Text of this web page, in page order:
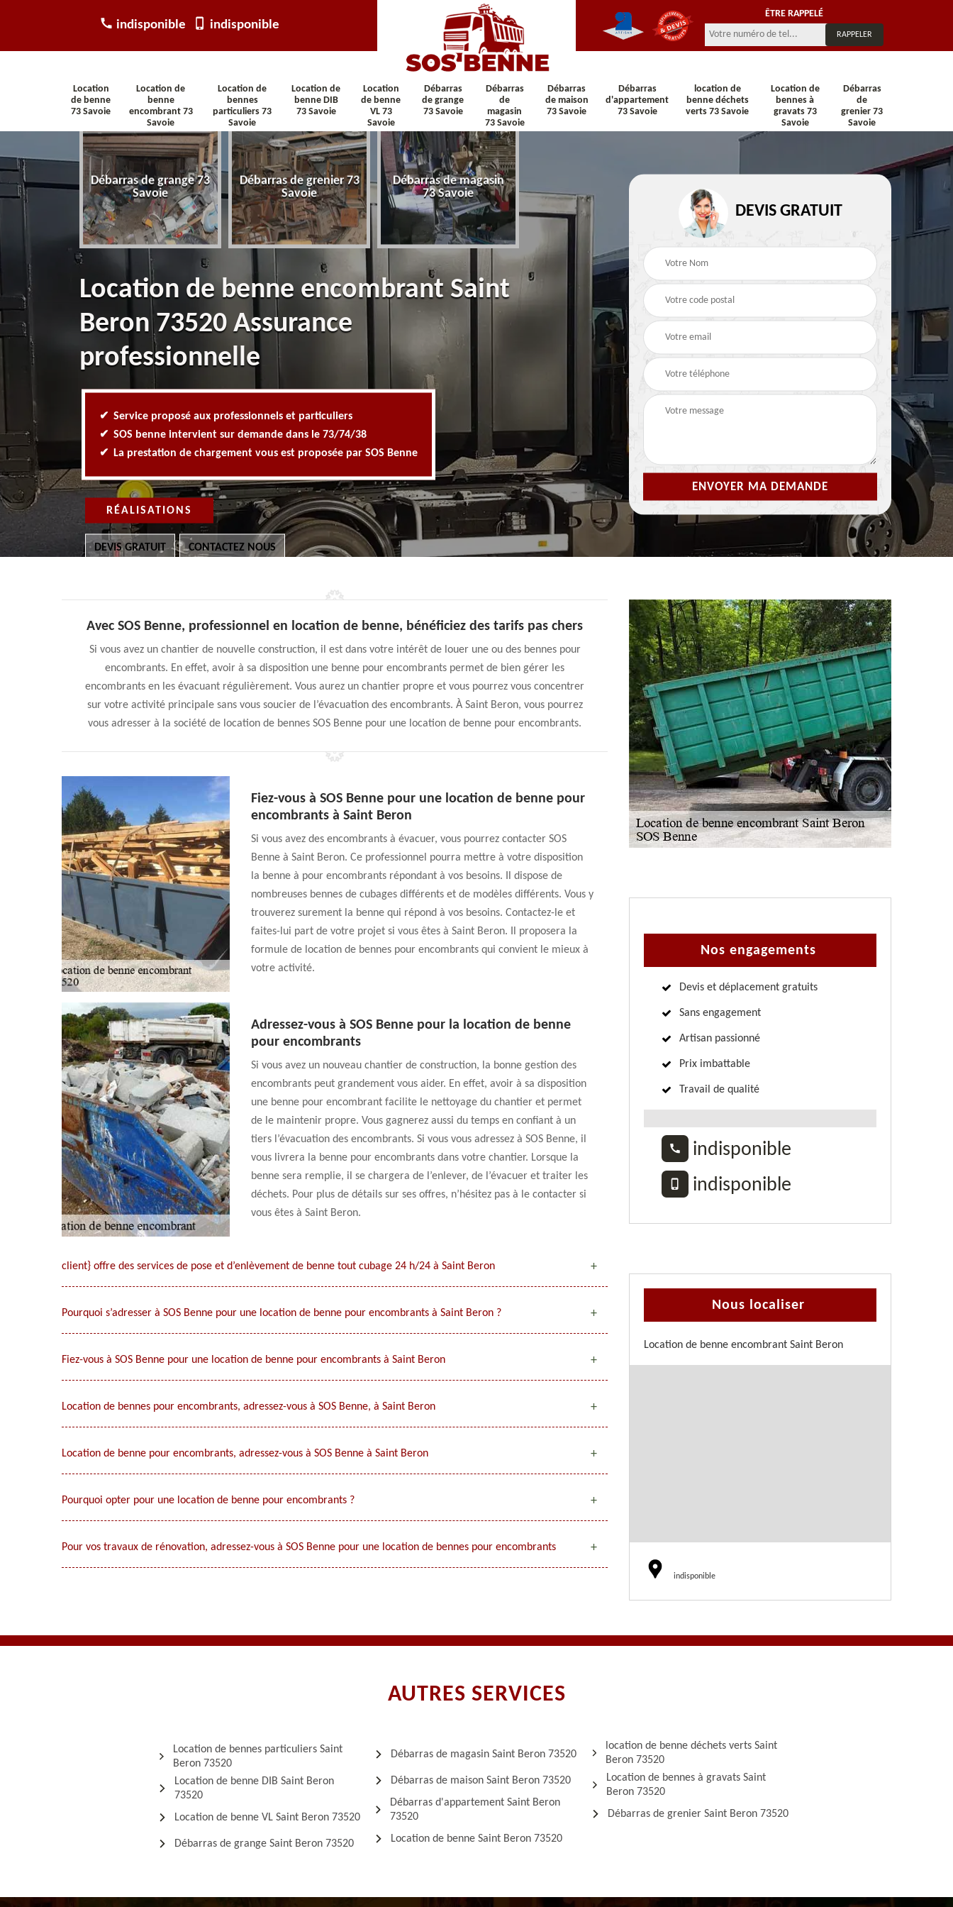
indisponible indisponible
ÊTRE RAPPELÉ
Location
de benne
73 Savoie
Location de
benne
encombrant 73
Savoie
Location de
bennes
particuliers 73
Savoie
Location de
benne DIB
73 Savoie
Location
de benne
VL 73
Savoie
Débarras
de grange
73 Savoie
Débarras
de
magasin
73 Savoie
Débarras
de maison
73 Savoie
Débarras
d'appartement
73 Savoie
location de
benne déchets
verts 73 Savoie
Location de
bennes à
gravats 73
Savoie
Débarras
de
grenier 73
Savoie
73
Débarras de grange 73
Savoie
Débarras de grenier 73
Savoie
Débarras de magasin
73 Savoie
Débarras de maison 73
Savoie
Location de benne
Location de benne encombrant Saint
Beron 73520 Assurance
professionnelle
Service proposé aux professionnels et particuliers
SOS benne intervient sur demande dans le 73/74/38
La prestation de chargement vous est proposée par SOS Benne
RÉALISATIONS
DEVIS GRATUIT CONTACTEZ NOUS
DEVIS GRATUIT
Avec SOS Benne, professionnel en location de benne, bénéficiez des tarifs pas chers
Si vous avez un chantier de nouvelle construction, il est dans votre intérêt de louer une ou des bennes pour
encombrants. En effet, avoir à sa disposition une benne pour encombrants permet de bien gérer les
encombrants en les évacuant régulièrement. Vous aurez un chantier propre et vous pourrez vous concentrer
sur votre activité principale sans vous soucier de l’évacuation des encombrants. À Saint Beron, vous pourrez
vous adresser à la société de location de bennes SOS Benne pour une location de benne pour encombrants.
Fiez-vous à SOS Benne pour une location de benne pour
encombrants à Saint Beron
Si vous avez des encombrants à évacuer, vous pourrez contacter SOS
Benne à Saint Beron. Ce professionnel pourra mettre à votre disposition
la benne à pour encombrants répondant à vos besoins. Il dispose de
nombreuses bennes de cubages différents et de modèles différents. Vous y
trouverez surement la benne qui répond à vos besoins. Contactez-le et
faites-lui part de votre projet si vous êtes à Saint Beron. Il proposera la
formule de location de bennes pour encombrants qui convient le mieux à
votre activité.
Adressez-vous à SOS Benne pour la location de benne
pour encombrants
Si vous avez un nouveau chantier de construction, la bonne gestion des
encombrants peut grandement vous aider. En effet, avoir à sa disposition
une benne pour encombrant facilite le nettoyage du chantier et permet
de le maintenir propre. Vous gagnerez aussi du temps en confiant à un
tiers l’évacuation des encombrants. Si vous vous adressez à SOS Benne, il
vous livrera la benne pour encombrants dans votre chantier. Lorsque la
benne sera remplie, il se chargera de l’enlever, de l’évacuer et traiter les
déchets. Pour plus de détails sur ses offres, n’hésitez pas à le contacter si
vous êtes à Saint Beron.
client} offre des services de pose et d’enlèvement de benne tout cubage 24 h/24 à Saint Beron
Pourquoi s’adresser à SOS Benne pour une location de benne pour encombrants à Saint Beron ?
Fiez-vous à SOS Benne pour une location de benne pour encombrants à Saint Beron
Location de bennes pour encombrants, adressez-vous à SOS Benne, à Saint Beron
Location de benne pour encombrants, adressez-vous à SOS Benne à Saint Beron
Pourquoi opter pour une location de benne pour encombrants ?
Pour vos travaux de rénovation, adressez-vous à SOS Benne pour une location de bennes pour encombrants
Nos engagements
Devis et déplacement gratuits
Sans engagement
Artisan passionné
Prix imbattable
Travail de qualité
indisponible
indisponible
Nous localiser
Location de benne encombrant Saint Beron
indisponible
AUTRES SERVICES
Location de bennes particuliers Saint
Beron 73520
Location de benne DIB Saint Beron
73520
Location de benne VL Saint Beron 73520
Débarras de grange Saint Beron 73520
Débarras de magasin Saint Beron 73520
Débarras de maison Saint Beron 73520
Débarras d'appartement Saint Beron
73520
Location de benne Saint Beron 73520
location de benne déchets verts Saint
Beron 73520
Location de bennes à gravats Saint
Beron 73520
Débarras de grenier Saint Beron 73520